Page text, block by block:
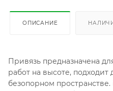
ОПИСАНИЕ
Привязь предназначена
работ на высоте, подходит
безопорном